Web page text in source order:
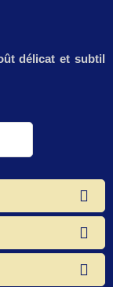
délicat et subtil